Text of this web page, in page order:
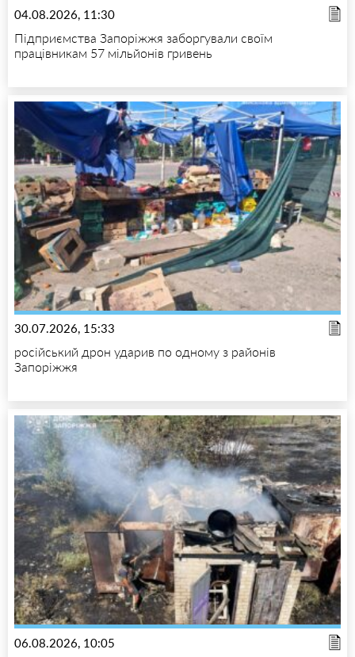
04.08.2026, 11:30
Підприємства Запоріжжя заборгували своїм
працівникам 57 мільйонів гривень
30.07.2026, 15:33
російський дрон ударив по одному з районів
Запоріжжя
06.08.2026, 10:05